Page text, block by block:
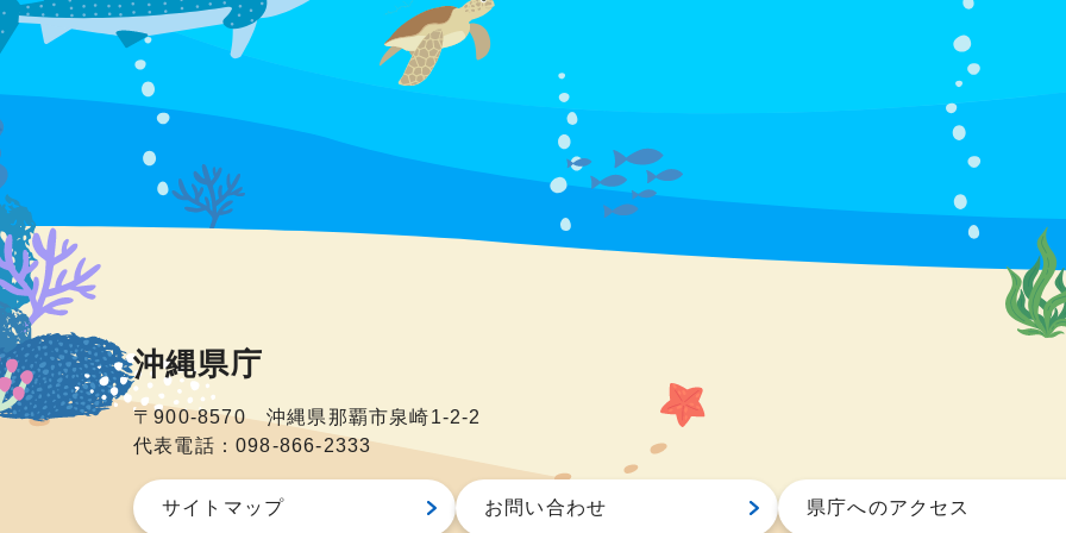
沖縄県庁
〒900-8570 沖縄県那覇市泉崎1-2-2
代表電話：098-866-2333
サイトマップ お問い合わせ 県庁へのアクセス